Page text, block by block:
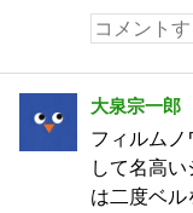
大泉宗一郎
フィルムノ
して名高
は二度ベル